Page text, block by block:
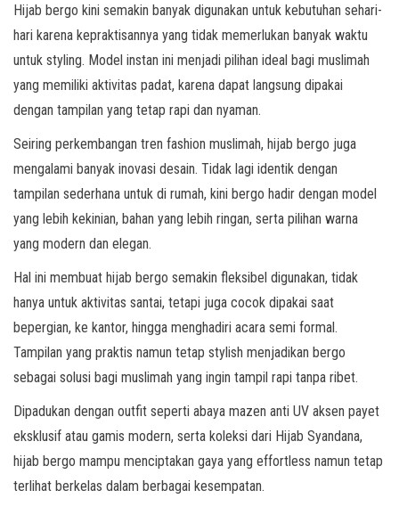
Hijab bergo kini semakin banyak digunakan untuk kebutuhan sehari-
hari karena kepraktisannya yang tidak memerlukan banyak waktu
untuk styling. Model instan ini menjadi pilihan ideal bagi muslimah
yang memiliki aktivitas padat, karena dapat langsung dipakai
dengan tampilan yang tetap rapi dan nyaman.
Seiring perkembangan tren fashion muslimah, hijab bergo juga
mengalami banyak inovasi desain. Tidak lagi identik dengan
tampilan sederhana untuk di rumah, kini bergo hadir dengan model
yang lebih kekinian, bahan yang lebih ringan, serta pilihan warna
yang modern dan elegan.
Hal ini membuat hijab bergo semakin fleksibel digunakan, tidak
hanya untuk aktivitas santai, tetapi juga cocok dipakai saat
bepergian, ke kantor, hingga menghadiri acara semi formal.
Tampilan yang praktis namun tetap stylish menjadikan bergo
sebagai solusi bagi muslimah yang ingin tampil rapi tanpa ribet.
Dipadukan dengan outfit seperti abaya mazen anti UV aksen payet
eksklusif atau gamis modern, serta koleksi dari Hijab Syandana,
hijab bergo mampu menciptakan gaya yang effortless namun tetap
terlihat berkelas dalam berbagai kesempatan.